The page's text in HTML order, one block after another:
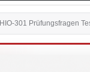
HIO-301 Prüfungsfragen